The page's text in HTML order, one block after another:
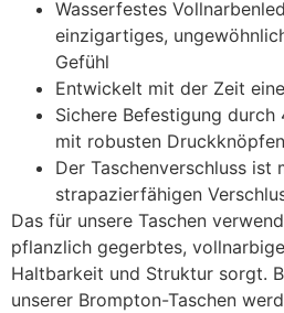
Wasserfestes
einzigartiges,
Gefühl
Entwickelt mit der Zeit
Sichere Befestigung
mit robusten Druckknöpfen
Der Taschenverschluss ist
strapazierfähigen
Das für unsere Taschen
pflanzlich gegerbtes,
Haltbarkeit und Struktur sorgt.
unserer Brompton-Taschen